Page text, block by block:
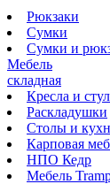
Рюкзаки
Сумки
Сумки и
Мебель
складная
Кресла и
Раскладушки
Столы и
Карповая
НПО Кедр
Мебель